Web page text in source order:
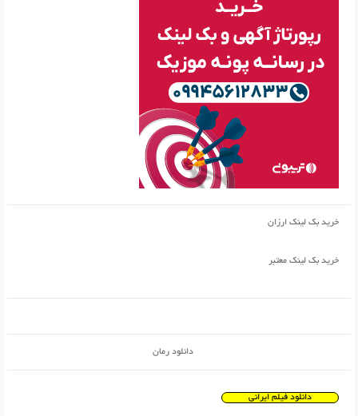
خرید بک لینک ارزان
خرید بک لینک معتبر
دانلود رمان
دانلود فیلم ایرانی